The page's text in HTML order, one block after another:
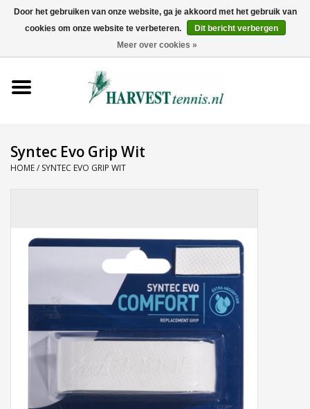
0 Artikelen - €0,00
Tenniskleding
Accessoires
Syntec Evo Grip Wit
HOME/ SYNTEC EVO GRIP WIT
Door het gebruiken van onze website, ga je akkoord met het gebruik van
cookies om onze website te verbeteren.
Dit bericht verbergen
Meer over cookies »